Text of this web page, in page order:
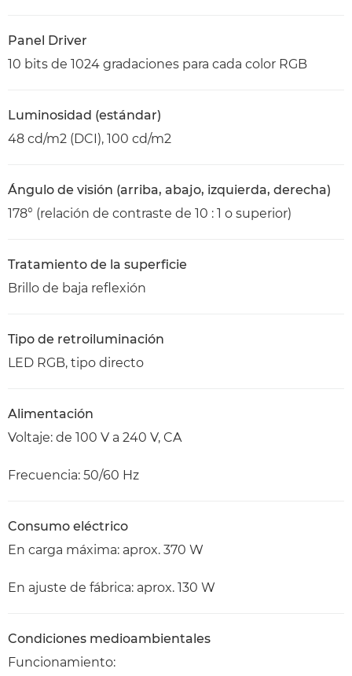
Panel Driver
10 bits de 1024 gradaciones para cada color RGB
Luminosidad (estándar)
48 cd/m2 (DCI), 100 cd/m2
Ángulo de visión (arriba, abajo, izquierda, derecha)
178° (relación de contraste de 10 : 1 o superior)
Tratamiento de la superficie
Brillo de baja reflexión
Tipo de retroiluminación
LED RGB, tipo directo
Alimentación
Voltaje: de 100 V a 240 V, CA
Frecuencia: 50/60 Hz
Consumo eléctrico
En carga máxima: aprox. 370 W
En ajuste de fábrica: aprox. 130 W
Condiciones medioambientales
Funcionamiento: